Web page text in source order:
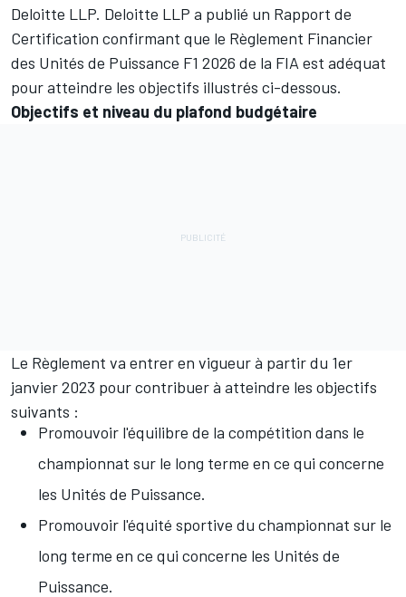
Deloitte LLP. Deloitte LLP a publié un Rapport de
Certification confirmant que le Règlement Financier
des Unités de Puissance F1 2026 de la FIA est adéquat
pour atteindre les objectifs illustrés ci-dessous.
Objectifs et niveau du plafond budgétaire
Le Règlement va entrer en vigueur à partir du 1er
janvier 2023 pour contribuer à atteindre les objectifs
suivants :
Promouvoir l'équilibre de la compétition dans le
championnat sur le long terme en ce qui concerne
les Unités de Puissance.
Promouvoir l'équité sportive du championnat sur le
long terme en ce qui concerne les Unités de
Puissance.